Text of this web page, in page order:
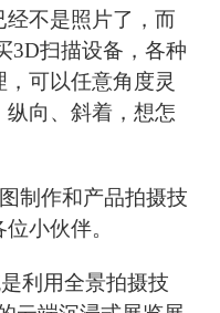
不是照片了，而
3D扫描设备，各种
可以任意角度灵
向、斜着，想怎
制作和产品拍摄技
小伙伴。
利用全景拍摄技